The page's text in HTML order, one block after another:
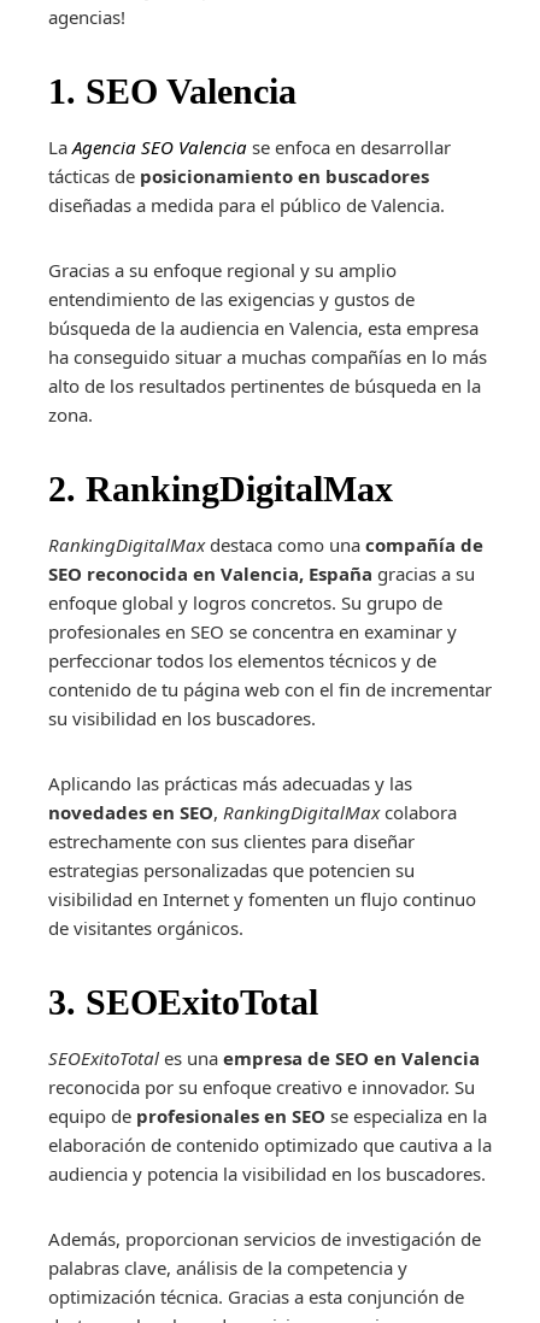
agencias!
1. SEO Valencia
LaAgencia SEO Valencia se enfoca en desarrollar
tácticas de posicionamiento en buscadores
diseñadas a medida para el público de Valencia.
Gracias a su enfoque regional y su amplio
entendimiento de las exigencias y gustos de
búsqueda de la audiencia en Valencia, esta empresa
ha conseguido situar a muchas compañías en lo más
alto de los resultados pertinentes de búsqueda en la
zona.
2. RankingDigitalMax
RankingDigitalMaxdestaca como una compañía de
SEO reconocida en Valencia, España gracias a su
enfoque global y logros concretos. Su grupo de
profesionales en SEO se concentra en examinar y
perfeccionar todos los elementos técnicos y de
contenido de tu página web con el fin de incrementar
su visibilidad en los buscadores.
Aplicando las prácticas más adecuadas y las
novedades en SEO, RankingDigitalMaxcolabora
estrechamente con sus clientes para diseñar
estrategias personalizadas que potencien su
visibilidad en Internet y fomenten un flujo continuo
de visitantes orgánicos.
3. SEOExitoTotal
SEOExitoTotal es una empresa de SEO en Valencia
reconocida por su enfoque creativo e innovador. Su
equipo de profesionales en SEO se especializa en la
elaboración de contenido optimizado que cautiva a la
audiencia y potencia la visibilidad en los buscadores.
Además, proporcionan servicios de investigación de
palabras clave, análisis de la competencia y
optimización técnica. Gracias a esta conjunción de